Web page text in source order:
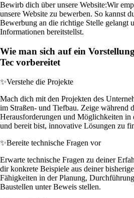
Bewirb dich über unsere Website:Wir
unsere Website zu bewerben. So kannst
Bewerbung an die richtige Stelle gelangt
Informationen bereitstellst.
Wie man sich auf ein
Tec vorbereitet
✨Verstehe die Projekte
Mach dich mit den Projekten des
im Straßen- und Tiefbau. Zeige während
Herausforderungen und Möglichkeiten in
und bereit bist, innovative Lösungen zu
✨Bereite technische Fragen vor
Erwarte technische Fragen zu deiner
dir konkrete Beispiele aus deiner
Fähigkeiten in der Planung,
Baustellen unter Beweis stellen.